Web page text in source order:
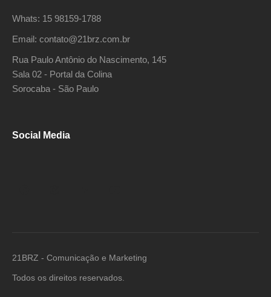
Whats: 15 98159-1788
Email: contato@21brz.com.br
Rua Paulo Antônio do Nascimento, 145
Sala 02 - Portal da Colina
Sorocaba - São Paulo
Social Media
21BRZ - Comunicação e Marketing
Todos os direitos reservados.